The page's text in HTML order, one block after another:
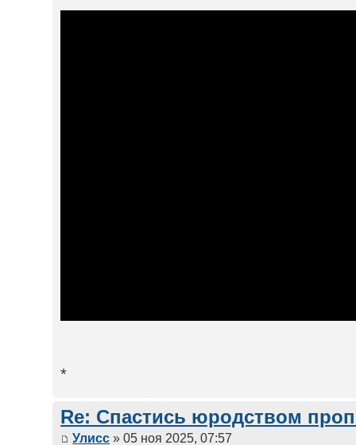
*
Re: Спастись юродством
Улисс » 05 ноя 2025, 07:57